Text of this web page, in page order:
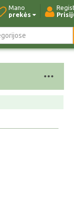
Mano
prekės
Paieška
...